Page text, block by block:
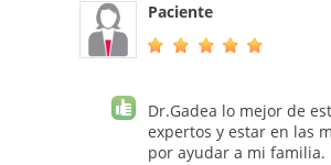
Paciente
Dr.Gadea lo mejor de
expertos y estar en las
por ayudar a mi familia.